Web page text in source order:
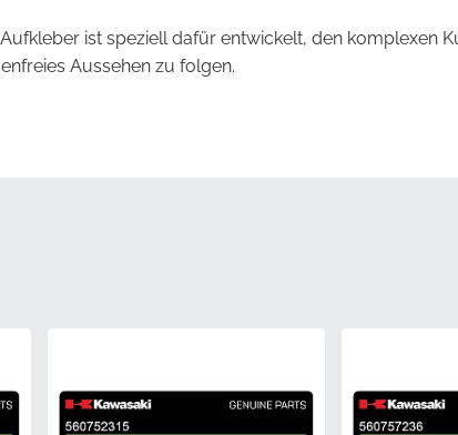
Aufkleber ist speziell dafür entwickelt, den komplexen
Aussehen zu folgen.
Enttäuschungen während des